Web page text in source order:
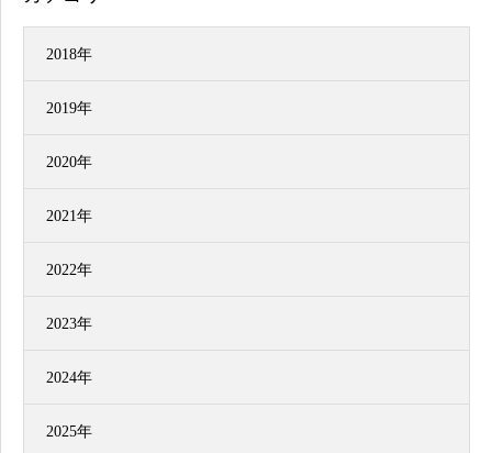
2018年
2019年
2020年
2021年
2022年
2023年
2024年
2025年